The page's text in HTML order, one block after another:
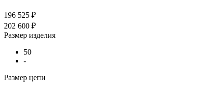
196 525 ₽
202 600 ₽
Размер изделия
50
-
Размер цепи